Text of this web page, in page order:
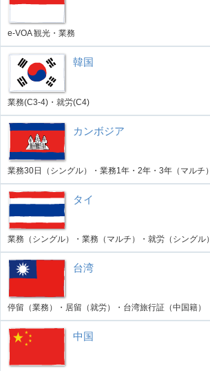
e-VOA 観光・業務
韓国
業務(C3-4)・就労(C4)
カンボジア
業務30日（シングル）・業務1年・2年・3年（マルチ）
タイ
業務（シングル）・業務（マルチ）・就労（シングル）
台湾
停留（業務）・居留（就労）・台湾旅行証（中国籍）
中国